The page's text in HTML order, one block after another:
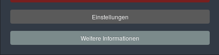
Einstellungen
Weitere Informationen